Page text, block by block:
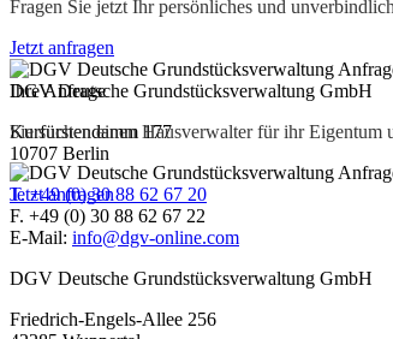
Fragen Sie jetzt Ihr persönliches und
Jetzt anfragen
Ihre Anfrage
Sie suchen einen Hausverwalter für ihr
Jetzt anfragen
DGV Deutsche Grundstücksverwaltung GmbH
Kurfürstendamm 177
10707 Berlin
T. +49 (0) 30 88 62 67 20
F. +49 (0) 30 88 62 67 22
E-Mail: info@dgv-online.com
DGV Deutsche Grundstücksverwaltung GmbH
Friedrich-Engels-Allee 256